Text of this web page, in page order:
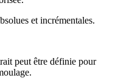
et incrémentales.
peut être définie pour